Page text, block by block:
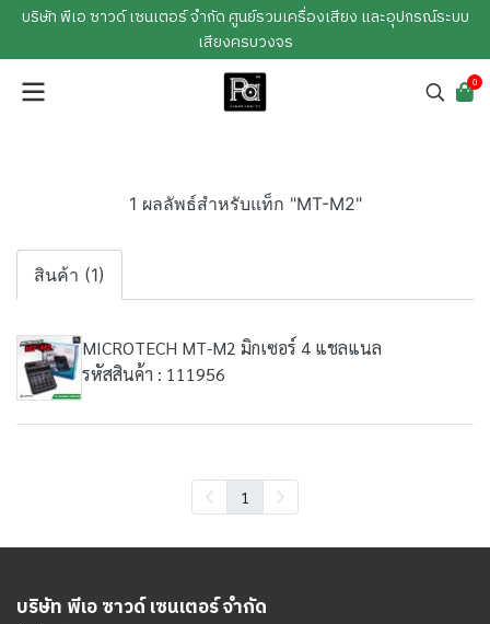
บริษัท พีเอ ซาวด์ เซนเตอร์ จำกัด ศูนย์รวมเครื่องเสียง และอุปกรณ์ระบบ
เสียงครบวงจร
0
1 ผลลัพธ์สำหรับแท็ก "MT-M2"
สินค้า (1)
MICROTECH MT-M2 มิกเซอร์ 4 แชลแนล
รหัสสินค้า : 111956
1
บริษัท พีเอ ซาวด์ เซนเตอร์ จำกัด